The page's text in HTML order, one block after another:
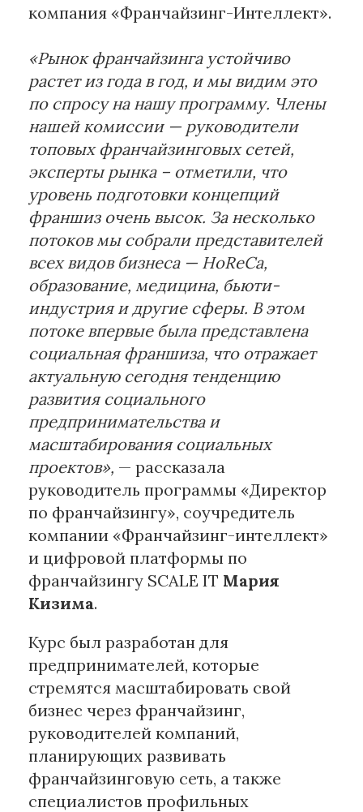
компания «Франчайзинг-Интеллект».
«Рынок франчайзинга устойчиво
растет из года в год, и мы видим это
по спросу на нашу программу. Члены
нашей комиссии — руководители
топовых франчайзинговых сетей,
эксперты рынка – отметили, что
уровень подготовки концепций
франшиз очень высок. За несколько
потоков мы собрали представителей
всех видов бизнеса — HoReCa,
образование, медицина, бьюти-
индустрия и другие сферы. В этом
потоке впервые была представлена
социальная франшиза, что отражает
актуальную сегодня тенденцию
развития социального
предпринимательства и
масштабирования социальных
проектов», — рассказала
руководитель программы «Директор
по франчайзингу», соучредитель
компании «Франчайзинг-интеллект»
и цифровой платформы по
франчайзингу SCALE IT Мария
Кизима.
Курс был разработан для
предпринимателей, которые
стремятся масштабировать свой
бизнес через франчайзинг,
руководителей компаний,
планирующих развивать
франчайзинговую сеть, а также
специалистов профильных